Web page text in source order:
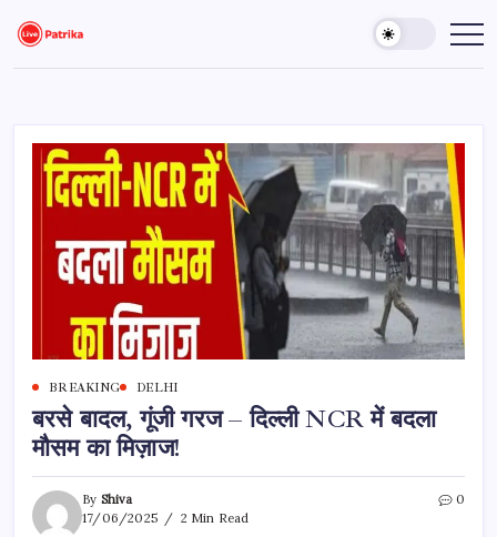
content
Live
Patrika
Breaking
Latest
BREAKING DELHI
बरसे बादल, गूंजी गरज – दिल्ली NCR में बदला
मौसम का मिज़ाज!
By Shiva
17/06/2025
2 Min Read
0